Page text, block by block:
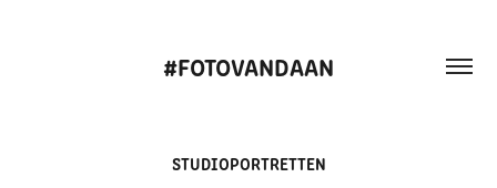
#FOTOVANDAAN
STUDIOPORTRETTEN